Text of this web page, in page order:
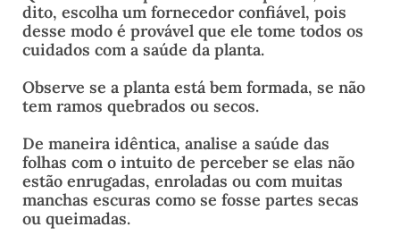
dito, escolha um fornecedor confiável, pois
desse modo é provável que ele tome todos os
cuidados com a saúde da planta.
Observe se a planta está bem formada, se não
tem ramos quebrados ou secos.
De maneira idêntica, analise a saúde das
folhas com o intuito de perceber se elas não
estão enrugadas, enroladas ou com muitas
manchas escuras como se fosse partes secas
ou queimadas.